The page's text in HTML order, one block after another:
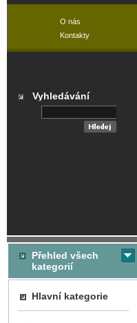
Přehled všech
kategorií
Hlavní kategorie
O nás
Kontakty
Vyhledávání